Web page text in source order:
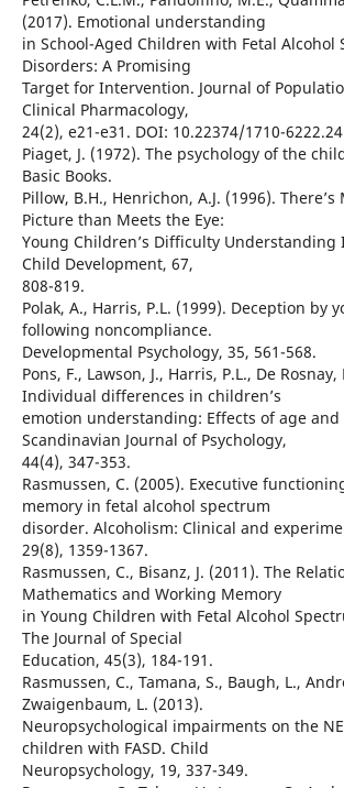
(2017). Emotional understanding
in School-Aged Children with Fetal Alcohol
Disorders: A Promising
Target for Intervention. Journal of
Clinical Pharmacology,
24(2), e21-e31. DOI: 10.22374/1710-
Piaget, J. (1972). The psychology of the
Basic Books.
Pillow, B.H., Henrichon, A.J. (1996).
Picture than Meets the Eye:
Young Children’s Difficulty
Child Development, 67,
808-819.
Polak, A., Harris, P.L. (1999). Deception by
following noncompliance.
Developmental Psychology, 35, 561-568.
Pons, F., Lawson, J., Harris, P.L., De
Individual differences in children’s
emotion understanding: Effects of age and
Scandinavian Journal of Psychology,
44(4), 347-353.
Rasmussen, C. (2005). Executive
memory in fetal alcohol spectrum
disorder. Alcoholism: Clinical and
29(8), 1359-1367.
Rasmussen, C., Bisanz, J. (2011). The
Mathematics and Working Memory
in Young Children with Fetal Alcohol
The Journal of Special
Education, 45(3), 184-191.
Rasmussen, C., Tamana, S., Baugh, L.,
Zwaigenbaum, L. (2013).
Neuropsychological impairments on the
children with FASD. Child
Neuropsychology, 19, 337-349.